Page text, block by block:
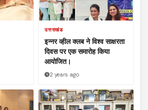
उत्तराखंड
इन्नर व्हील क्लब ने विश्व साक्षरता
दिवस पर एक समारोह किया
आयोजित।
2 years ago